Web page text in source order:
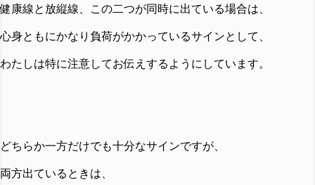
健康線と放縦線、この二つが同時に出ている場合は、
心身ともにかなり負荷がかかっているサインとして、
わたしは特に注意してお伝えするようにしています。
どちらか一方だけでも十分なサインですが、
両方出ているときは、